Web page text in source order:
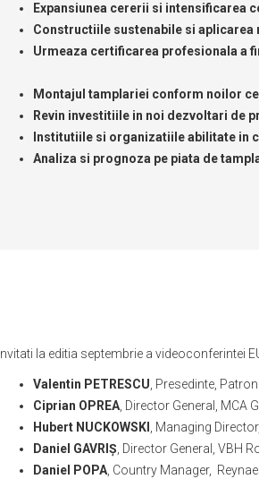
Expansiunea cererii si intensificarea
Constructiile sustenabile si
Urmeaza certificarea profesionala a
Montajul tamplariei conform noilor
Revin investitiile in noi dezvoltari de
Institutiile si organizatiile abilitate in
Analiza si prognoza pe piata de
Invitati la editia septembrie a videoconferintei
Valentin PETRESCU, Presedinte,
Ciprian OPREA, Director General, MCA
Hubert NUCKOWSKI , Managing
Daniel GAVRIȘ, Director General, VBH
Daniel POPA, Country Manager,